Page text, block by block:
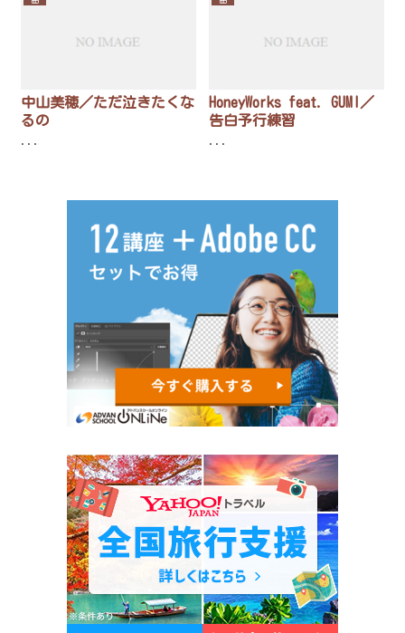
中山美穂／ただ泣きたくな
るの
...
HoneyWorks feat. GUMI／
告白予行練習
...